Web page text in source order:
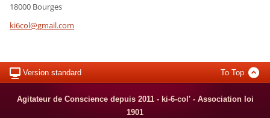
18000 Bourges
ki6col@gmail.com
Version standard To Top
Agitateur de Conscience depuis 2011 - ki-6-col' - Association loi
1901